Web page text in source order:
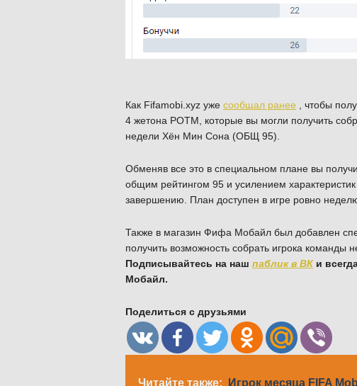
Как Fifamobi.xyz уже сообщал ранее , чтобы
4 жетона POTM, которые вы могли получить
недели Хён Мин Сона (ОБЩ 95).
Обменяв все это в специальном плане вы
общим рейтингом 95 и усилением
завершению. План доступен в игре ровно
Также в магазин Фифа Мобайл был добавлен
получить возможность собрать игрока команды
Подписывайтесь на наш паблик в ВК и
Мобайл.
Поделиться с друзьями
Читайте также: Игрок месяца FIFA